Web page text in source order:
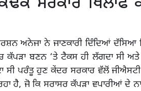
ਅਨੇਜਾ ਨੇ ਜਾਣਕਾਰੀ ਦਿੰਦਿਆਂ
ਕੱਪੜਾ ਬਣਨ ‘ਤੇ ਟੈਕਸ ਹੀ ਲੱਗਦਾ ਸੀ
ਸੀ ਪਰੰਤੂ ਹੁਣ ਕੇਂਦਰ ਸਰਕਾਰ ਵੱਲੋਂ
ਹੈ, ਜੋ ਕਿ ਸਰਾਸਰ ਕੱਪੜਾ ਵਪਾਰੀਆਂ ਦੇ